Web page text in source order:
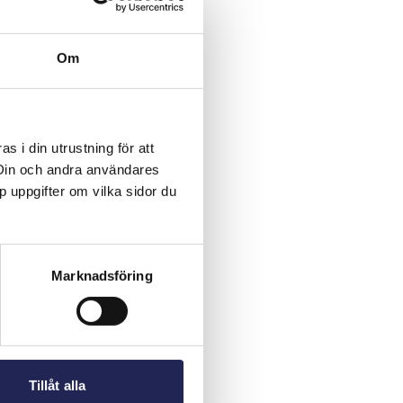
Om
i din utrustning för att
och andra användares
uppgifter om vilka sidor du
Marknadsföring
Tillåt alla